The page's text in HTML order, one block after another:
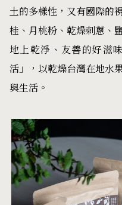
土的多樣性，又有國際的
桂、月桃粉、乾燥刺蔥、
地上乾淨、友善的好滋
活」，以乾燥台灣在地水
與生活。